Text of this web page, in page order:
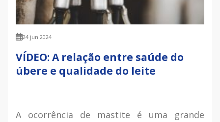
24 jun 2024
VÍDEO: A relação entre saúde do
úbere e qualidade do leite
A ocorrência de mastite é uma grande